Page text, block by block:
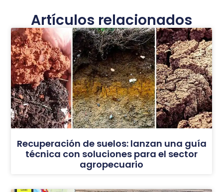
Artículos relacionados
Recuperación de suelos: lanzan una guía
técnica con soluciones para el sector
agropecuario